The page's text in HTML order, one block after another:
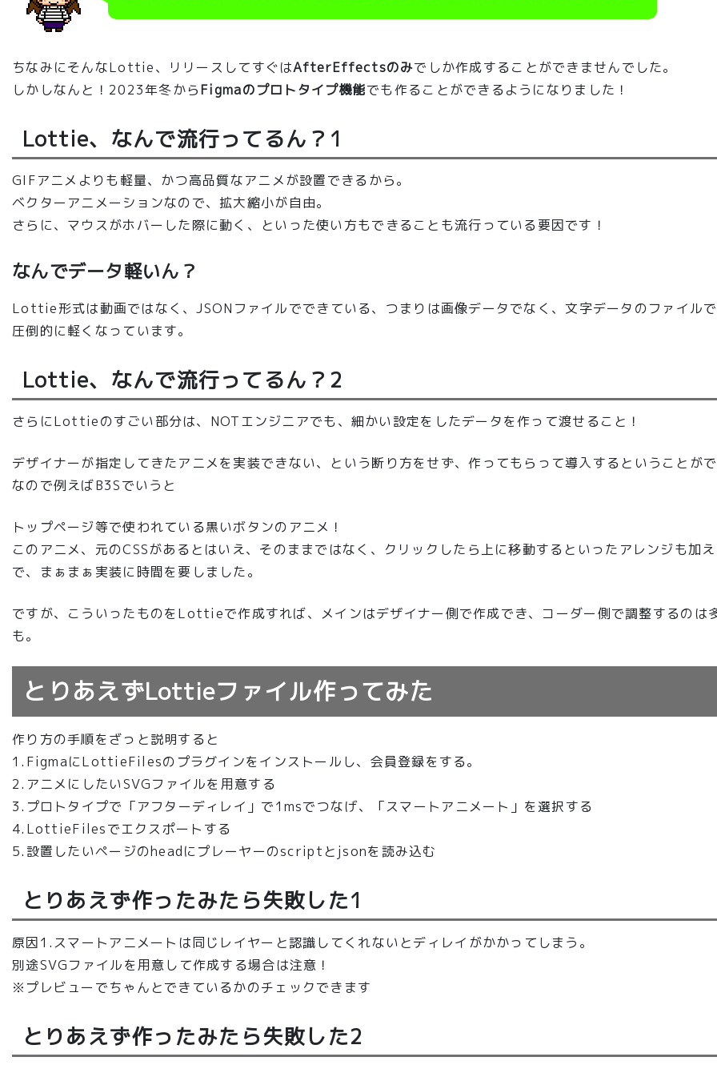
ちなみにそんなLottie、リリースしてすぐはAfterEffectsのみでしか作成することができませんでした。
しかしなんと！2023年冬からFigmaのプロトタイプ機能でも作ることができるようになりました！
Lottie、なんで流行ってるん？1
GIFアニメよりも軽量、かつ高品質なアニメが設置できるから。
ベクターアニメーションなので、拡大縮小が自由。
さらに、マウスがホバーした際に動く、といった使い方もできることも流行っている要因です！
なんでデータ軽いん？
Lottie形式は動画ではなく、JSONファイルでできている、つまりは画像データでなく、文字データのファイルで
圧倒的に軽くなっています。
Lottie、なんで流行ってるん？2
さらにLottieのすごい部分は、NOTエンジニアでも、細かい設定をしたデータを作って渡せること！
デザイナーが指定してきたアニメを実装できない、という断り方をせず、作ってもらって導入するということがで
なので例えばB3Sでいうと
トップページ等で使われている黒いボタンのアニメ！
このアニメ、元のCSSがあるとはいえ、そのままではなく、クリックしたら上に移動するといったアレンジも加
で、まぁまぁ実装に時間を要しました。
ですが、こういったものをLottieで作成すれば、メインはデザイナー側で作成でき、コーダー側で調整するのは
も。
とりあえずLottieファイル作ってみた
作り方の手順をざっと説明すると
1.FigmaにLottieFilesのプラグインをインストールし、会員登録をする。
2.アニメにしたいSVGファイルを用意する
3.プロトタイプで「アフターディレイ」で1msでつなげ、「スマートアニメート」を選択する
4.LottieFilesでエクスポートする
5.設置したいページのheadにプレーヤーのscriptとjsonを読み込む
とりあえず作ったみたら失敗した1
原因1.スマートアニメートは同じレイヤーと認識してくれないとディレイがかかってしまう。
別途SVGファイルを用意して作成する場合は注意！
※プレビューでちゃんとできているかのチェックできます
とりあえず作ったみたら失敗した2